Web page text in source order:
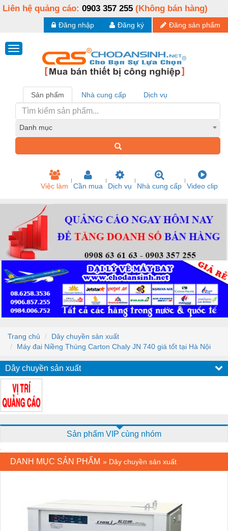
Liên hệ quảng cáo: 0903 357 255 (Không bán hàng)
Đăng sản phẩm
Đăng ký
Đăng nhập
Sản phẩm Nhà cung cấp Dịch vụ
Danh mục
Việc làm Cần mua Dịch vụ Nhà cung cấp Video clip
Trang chủ
Dây chuyền sản xuất
Máy đai Niềng Thùng Carton Chaly JN 740 giá tốt tại Hà Nội
Dây chuyền sản xuất
Sản phẩm VIP cùng nhóm
DANH MỤC SẢN PHẨM » Dây chuyền sản xuất